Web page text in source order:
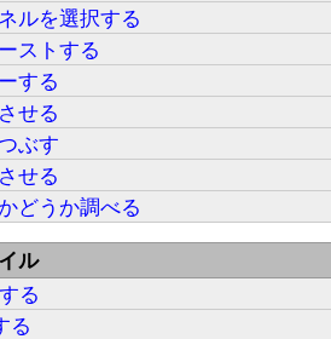
ルを選択する
ストする
する
せる
ぶす
せる
どうか調べる
ル
る
る